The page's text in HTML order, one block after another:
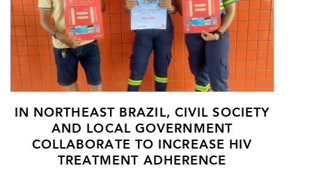
IN NORTHEAST BRAZIL, CIVIL SOCIETY
AND LOCAL GOVERNMENT
COLLABORATE TO INCREASE HIV
TREATMENT ADHERENCE